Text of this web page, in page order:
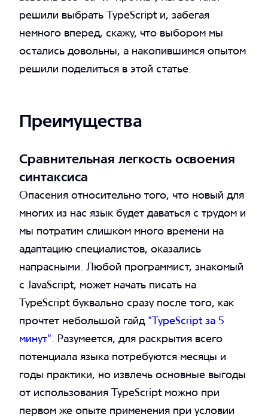
решили выбрать TypeScript и, забегая
немного вперед, скажу, что выбором мы
остались довольны, а накопившимся опытом
решили поделиться в этой статье.
Преимущества
Сравнительная легкость освоения
синтаксиса
Опасения относительно того, что новый для
многих из нас язык будет даваться с трудом и
мы потратим слишком много времени на
адаптацию специалистов, оказались
напрасными. Любой программист, знакомый
с JavaScript, может начать писать на
TypeScript буквально сразу после того, как
прочтет небольшой гайд "TypeScript за 5
минут" . Разумеется, для раскрытия всего
потенциала языка потребуются месяцы и
годы практики, но извлечь основные выгоды
от использования TypeScript можно при
первом же опыте применения при условии